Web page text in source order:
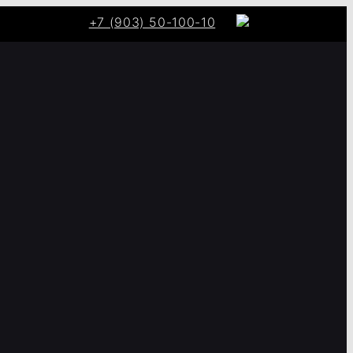
+7 (903) 50-100-10